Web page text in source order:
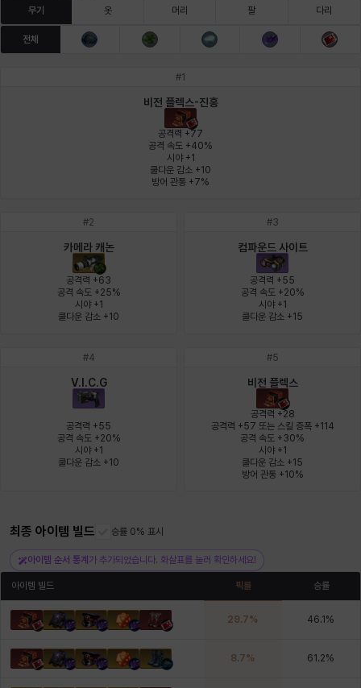
아야 아이솔 아이작 알렉스 알론소 얀
에키온 엘레나
유스티나 유키
이안 재키
카밀로 캐시
크레이버 타지아
펠릭스 피올로
무기 옷 머리 팔 다리
전체
#1
비전 플렉스-진홍
공격력 +77
공격 속도 +40%
시야 +1
쿨다운 감소 +10
방어 관통 +7%
#2
카메라 캐논
공격력 +63
공격 속도 +25%
시야 +1
쿨다운 감소 +10
#3
컴파운드 사이트
공격력 +55
공격 속도 +20%
시야 +1
쿨다운 감소 +15
#4
V.I.C.G
공격력 +55
공격 속도 +20%
시야 +1
쿨다운 감소 +10
#5
비전 플렉스
공격력 +28
공격력 +57 또는 스킬 증폭 +114
공격 속도 +30%
시야 +1
쿨다운 감소 +15
방어 관통 +10%
최종 아이템 빌드 승률 0% 표시
아이템 순서 통계 가 추가되었습니다. 화살표를 눌러 확인하세요!
아이템 빌드 픽률 승률
29.7% 46.1 %
8.7% 61.2%